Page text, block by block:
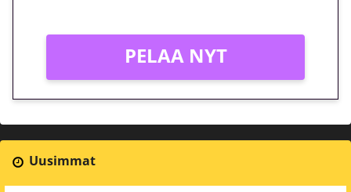
PELAA NYT
Uusimmat